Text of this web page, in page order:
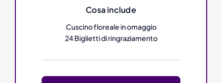
Cosa include
Cuscino floreale in omaggio
24 Biglietti di ringraziamento